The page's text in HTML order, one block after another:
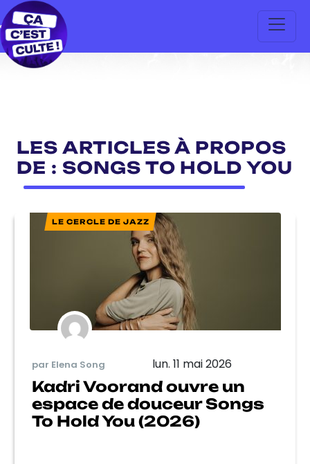
LES ARTICLES À PROPOS
DE : SONGS TO HOLD YOU
LE CERCLE DE JAZZ
par Elena Song lun. 11 mai 2026
Kadri Voorand ouvre un
espace de douceur Songs
To Hold You (2026)